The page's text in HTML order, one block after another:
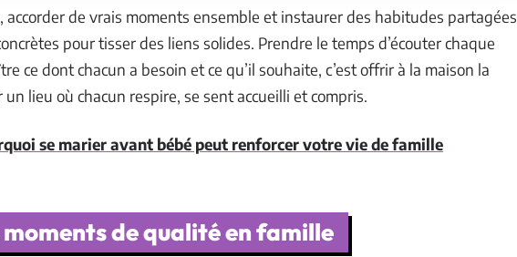
accorder de vrais moments ensemble et instaurer des habitudes partagées
pour tisser des liens solides. Prendre le temps d’écouter chaque
ce dont chacun a besoin et ce qu’il souhaite, c’est offrir à la maison la
lieu où chacun respire, se sent accueilli et compris.
se marier avant bébé peut renforcer votre vie de famille
de qualité en famille